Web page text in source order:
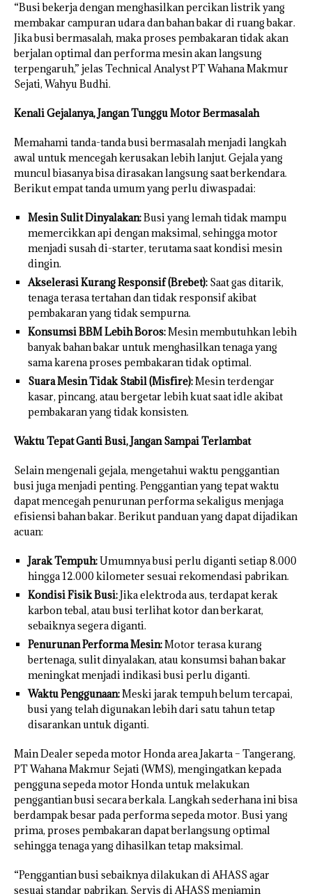
“Busi bekerja dengan menghasilkan percikan listrik yang
membakar campuran udara dan bahan bakar di ruang bakar.
Jika busi bermasalah, maka proses pembakaran tidak akan
berjalan optimal dan performa mesin akan langsung
terpengaruh,” jelas Technical Analyst PT Wahana Makmur
Sejati, Wahyu Budhi.
Kenali Gejalanya, Jangan Tunggu Motor Bermasalah
Memahami tanda-tanda busi bermasalah menjadi langkah
awal untuk mencegah kerusakan lebih lanjut. Gejala yang
muncul biasanya bisa dirasakan langsung saat berkendara.
Berikut empat tanda umum yang perlu diwaspadai:
Mesin Sulit Dinyalakan:Busi yang lemah tidak mampu
memercikkan api dengan maksimal, sehingga motor
menjadi susah di-starter, terutama saat kondisi mesin
dingin.
Akselerasi Kurang Responsif (Brebet): Saat gas ditarik,
tenaga terasa tertahan dan tidak responsif akibat
pembakaran yang tidak sempurna.
Konsumsi BBM Lebih Boros:Mesin membutuhkan lebih
banyak bahan bakar untuk menghasilkan tenaga yang
sama karena proses pembakaran tidak optimal.
Suara Mesin Tidak Stabil (Misfire):Mesin terdengar
kasar, pincang, atau bergetar lebih kuat saat idle akibat
pembakaran yang tidak konsisten.
Waktu Tepat Ganti Busi, Jangan Sampai Terlambat
Selain mengenali gejala, mengetahui waktu penggantian
busi juga menjadi penting. Penggantian yang tepat waktu
dapat mencegah penurunan performa sekaligus menjaga
efisiensi bahan bakar. Berikut panduan yang dapat dijadikan
acuan:
Jarak Tempuh:Umumnya busi perlu diganti setiap 8.000
hingga 12.000 kilometer sesuai rekomendasi pabrikan.
Kondisi Fisik Busi:Jika elektroda aus, terdapat kerak
karbon tebal, atau busi terlihat kotor dan berkarat,
sebaiknya segera diganti.
Penurunan Performa Mesin:Motor terasa kurang
bertenaga, sulit dinyalakan, atau konsumsi bahan bakar
meningkat menjadi indikasi busi perlu diganti.
Waktu Penggunaan:Meski jarak tempuh belum tercapai,
busi yang telah digunakan lebih dari satu tahun tetap
disarankan untuk diganti.
Main Dealer sepeda motor Honda area Jakarta – Tangerang,
PT Wahana Makmur Sejati (WMS), mengingatkan kepada
pengguna sepeda motor Honda untuk melakukan
penggantian busi secara berkala. Langkah sederhana ini bisa
berdampak besar pada performa sepeda motor. Busi yang
prima, proses pembakaran dapat berlangsung optimal
sehingga tenaga yang dihasilkan tetap maksimal.
“Penggantian busi sebaiknya dilakukan di AHASS agar
sesuai standar pabrikan. Servis di AHASS menjamin